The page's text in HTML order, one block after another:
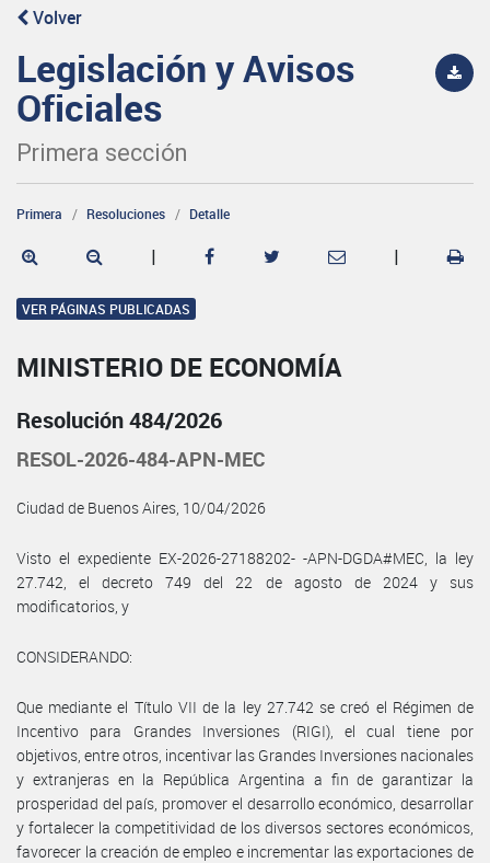
Volver
Legislación y Avisos
Oficiales
Primera sección
Primera Resoluciones Detalle
| |
VER PÁGINAS PUBLICADAS
MINISTERIO DE ECONOMÍA
Resolución 484/2026
RESOL-2026-484-APN-MEC
Ciudad de Buenos Aires, 10/04/2026
Visto el expediente EX-2026-27188202- -APN-DGDA#MEC, la ley
27.742, el decreto 749 del 22 de agosto de 2024 y sus
modificatorios, y
CONSIDERANDO:
Que mediante el Título VII de la ley 27.742 se creó el Régimen de
Incentivo para Grandes Inversiones (RIGI), el cual tiene por
objetivos, entre otros, incentivar las Grandes Inversiones nacionales
y extranjeras en la República Argentina a fin de garantizar la
prosperidad del país, promover el desarrollo económico, desarrollar
y fortalecer la competitividad de los diversos sectores económicos,
favorecer la creación de empleo e incrementar las exportaciones de